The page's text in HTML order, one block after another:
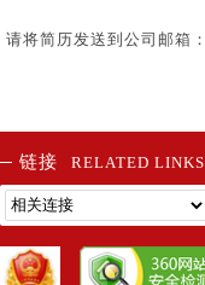
请将简历发送到公司邮箱：
链接 RELATED LINKS